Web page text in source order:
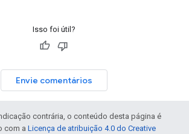
Isso foi útil?
Envie comentários
contrária, o conteúdo desta página é
com a Licença de atribuição 4.0 do Creative